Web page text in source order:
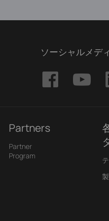
ソーシャルメデ
Partners
Partner
Program